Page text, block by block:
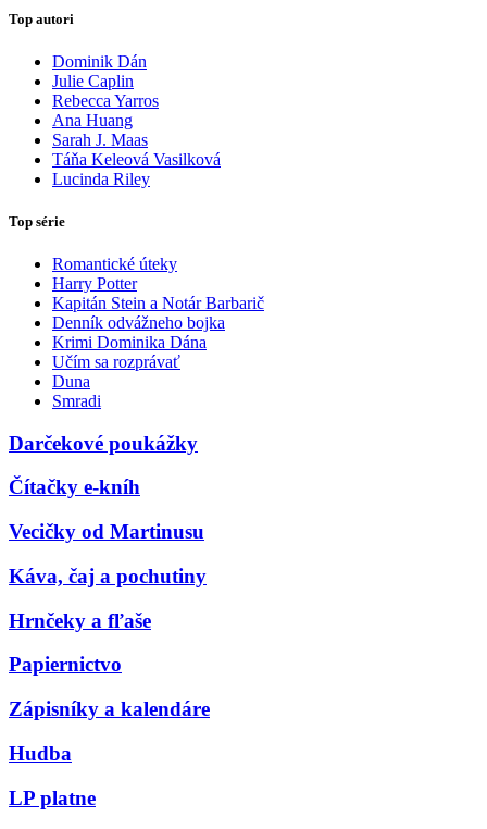
Top autori
Dominik Dán
Julie Caplin
Rebecca Yarros
Ana Huang
Sarah J. Maas
Táňa Keleová Vasilková
Lucinda Riley
Top série
Romantické úteky
Harry Potter
Kapitán Stein a Notár Barbarič
Denník odvážneho bojka
Krimi Dominika Dána
Učím sa rozprávať
Duna
Smradi
Darčekové poukážky
Čítačky e-kníh
Vecičky od Martinusu
Káva, čaj a pochutiny
Hrnčeky a fľaše
Papiernictvo
Zápisníky a kalendáre
Hudba
LP platne